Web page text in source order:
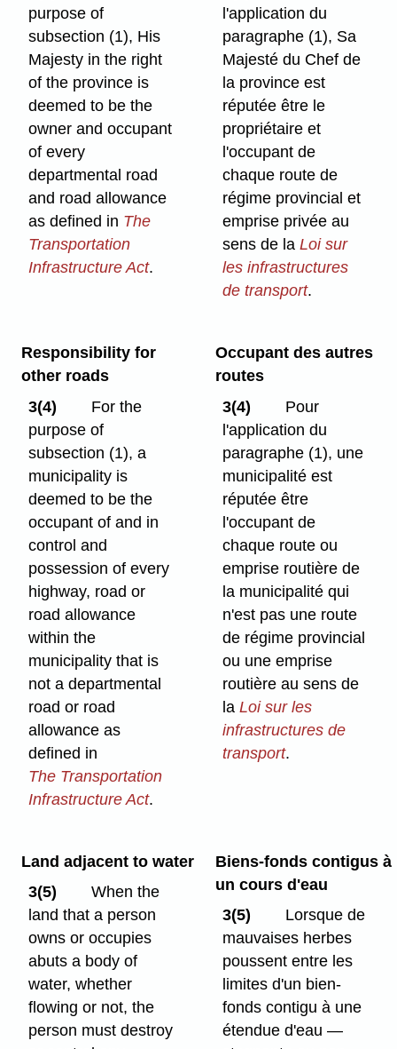
purpose of
subsection (1), His
Majesty in the right
of the province is
deemed to be the
owner and occupant
of every
departmental road
and road allowance
as defined in The
Transportation
Infrastructure Act.
l'application du
paragraphe (1), Sa
Majesté du Chef de
la province est
réputée être le
propriétaire et
l'occupant de
chaque route de
régime provincial et
emprise privée au
sens de laLoi sur
les infrastructures
de transport.
Responsibility for
other roads
3(4)
For the
purpose of
subsection (1), a
municipality is
deemed to be the
occupant of and in
control and
possession of every
highway, road or
road allowance
within the
municipality that is
not a departmental
road or road
allowance as
defined in
The Transportation
Infrastructure Act.
Occupant des autres
routes
3(4)
Pour
l'application du
paragraphe (1), une
municipalité est
réputée être
l'occupant de
chaque route ou
emprise routière de
la municipalité qui
n'est pas une route
de régime provincial
ou une emprise
routière au sens de
laLoi sur les
infrastructures de
transport.
Land adjacent to water
3(5)
When the
land that a person
owns or occupies
abuts a body of
water, whether
flowing or not, the
person must destroy
Biens-fonds contigus à
un cours d'eau
3(5)
Lorsque de
mauvaises herbes
poussent entre les
limites d'un bien-
fonds contigu à une
étendue d'eau —